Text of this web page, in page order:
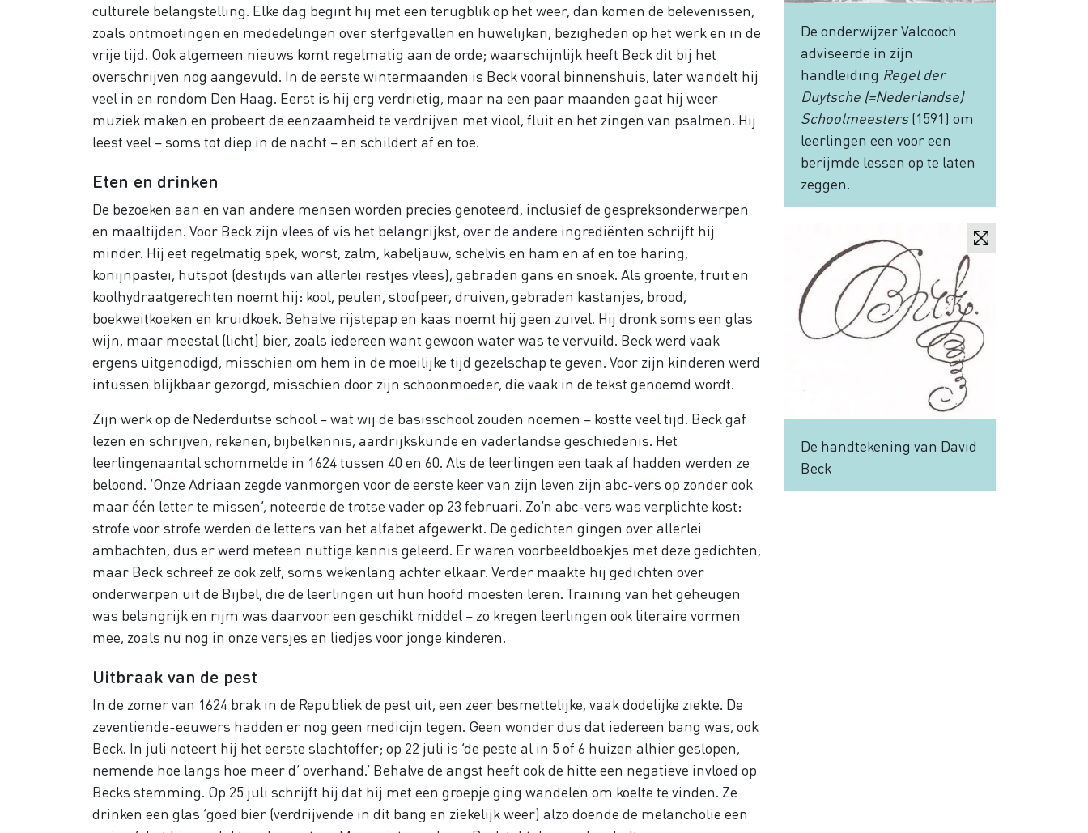
culturele belangstelling. Elke dag begint hij met een terugblik op het weer, dan komen de belevenissen,
zoals ontmoetingen en mededelingen over sterfgevallen en huwelijken, bezigheden op het werk en in de
vrije tijd. Ook algemeen nieuws komt regelmatig aan de orde; waarschijnlijk heeft Beck dit bij het
overschrijven nog aangevuld. In de eerste wintermaanden is Beck vooral binnenshuis, later wandelt hij
veel in en rondom Den Haag. Eerst is hij erg verdrietig, maar na een paar maanden gaat hij weer
muziek maken en probeert de eenzaamheid te verdrijven met viool, fluit en het zingen van psalmen. Hij
leest veel – soms tot diep in de nacht – en schildert af en toe.
Eten en drinken
De bezoeken aan en van andere mensen worden precies genoteerd, inclusief de gespreksonderwerpen
en maaltijden. Voor Beck zijn vlees of vis het belangrijkst, over de andere ingrediënten schrijft hij
minder. Hij eet regelmatig spek, worst, zalm, kabeljauw, schelvis en ham en af en toe haring,
konijnpastei, hutspot (destijds van allerlei restjes vlees), gebraden gans en snoek. Als groente, fruit en
koolhydraatgerechten noemt hij: kool, peulen, stoofpeer, druiven, gebraden kastanjes, brood,
boekweitkoeken en kruidkoek. Behalve rijstepap en kaas noemt hij geen zuivel. Hij dronk soms een glas
wijn, maar meestal (licht) bier, zoals iedereen want gewoon water was te vervuild. Beck werd vaak
ergens uitgenodigd, misschien om hem in de moeilijke tijd gezelschap te geven. Voor zijn kinderen werd
intussen blijkbaar gezorgd, misschien door zijn schoonmoeder, die vaak in de tekst genoemd wordt.
Zijn werk op de Nederduitse school – wat wij de basisschool zouden noemen – kostte veel tijd. Beck gaf
lezen en schrijven, rekenen, bijbelkennis, aardrijkskunde en vaderlandse geschiedenis. Het
leerlingenaantal schommelde in 1624 tussen 40 en 60. Als de leerlingen een taak af hadden werden ze
beloond. ‘Onze Adriaan zegde vanmorgen voor de eerste keer van zijn leven zijn abc-vers op zonder ook
maar één letter te missen’, noteerde de trotse vader op 23 februari. Zo’n abc-vers was verplichte kost:
strofe voor strofe werden de letters van het alfabet afgewerkt. De gedichten gingen over allerlei
ambachten, dus er werd meteen nuttige kennis geleerd. Er waren voorbeeldboekjes met deze gedichten,
maar Beck schreef ze ook zelf, soms wekenlang achter elkaar. Verder maakte hij gedichten over
onderwerpen uit de Bijbel, die de leerlingen uit hun hoofd moesten leren. Training van het geheugen
was belangrijk en rijm was daarvoor een geschikt middel – zo kregen leerlingen ook literaire vormen
mee, zoals nu nog in onze versjes en liedjes voor jonge kinderen.
Uitbraak van de pest
In de zomer van 1624 brak in de Republiek de pest uit, een zeer besmettelijke, vaak dodelijke ziekte. De
zeventiende-eeuwers hadden er nog geen medicijn tegen. Geen wonder dus dat iedereen bang was, ook
Beck. In juli noteert hij het eerste slachtoffer; op 22 juli is ‘de peste al in 5 of 6 huizen alhier geslopen,
nemende hoe langs hoe meer d’ overhand.’ Behalve de angst heeft ook de hitte een negatieve invloed op
Becks stemming. Op 25 juli schrijft hij dat hij met een groepje ging wandelen om koelte te vinden. Ze
drinken een glas ‘goed bier (verdrijvende in dit bang en ziekelijk weer) alzo doende de melancholie een
De onderwijzer Valcooch
adviseerde in zijn
handleiding Regel der
Duytsche (=Nederlandse)
Schoolmeesters(1591) om
leerlingen een voor een
berijmde lessen op te laten
zeggen.
De handtekening van David
Beck